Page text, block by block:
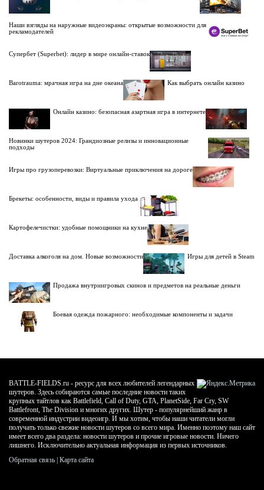
Наши взгляды на наружные видеоэкраны: открытые возможности для
рекламодателей
Супербет (Superbet): лидер в мире онлайн-ставок
Barotrauma: мрачная игра на дне океана Как выбрать онлайн казино
Онлайн казино: безопасная азартная игра в интернете
Новинки шутеров 2024: Грандиозные релизы и инновационные
подходы
Игры про грузоперевозки: Виртуальные приключения на дороге
Брекеты: особенности, виды и правила ухода
Картофелечистки: удобные помощники на кухне
Доставка алкоголя на дом. Новые возможности Игры для детей в Steam
Продажа внутриигровых скинов и предметов на реальные деньги
Боевая одежда пожарного: необходимые компоненты и задачи
BATTLE-FIELDS.ru - ресурс для всех любителей легендарных
шутеров. Здесь собираются самые последние новости таких
крупных тайтлов как Battlefield, Call of Duty, GTA, PlanetSide, Far Cry, SW
Battlefront, The Division и многих других. Шутер - популярнейший жанр в
современной индустрии видеоигр. И мы хотим, чтобы наши читатели могли
получать только свежие новости шутеров со всего мира. Именно поэтому наш сайт
имеет всего два раздела: новости шутеров и прочие игровые новости. Ничего
лишнего. Исключительно актуальная информация из первых источников.
Обратная связь Карта сайта